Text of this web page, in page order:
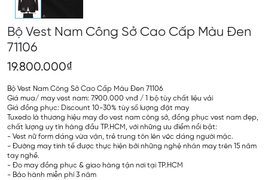
Bộ Vest Nam Công Sở Cao Cấp Màu Đen
71106
19.800.000₫
Bộ Vest Nam Công Sở Cao Cấp Màu Đen 71106
Giá mua/ may vest nam: 7.900.000 vnđ / 1 bộ tùy chất liệu vải
Giá đồng phục: Discount 10-30% tùy số lượng đặt may
Tuxedo là thương hiệu may đo vest nam công sở, đồng phục vest nam đẹp,
chất lượng uy tín hàng đầu TP.HCM, với những ưu điểm nổi bật:
- Vest nữ form dáng vừa vặn, trẻ trung tôn lên vóc dáng người mặc.
- Đường may tinh tế được thực hiện bởi những nghệ nhân may trên 15 năm
tay nghề.
- Đo may đồng phục & giao hàng tận nơi tại TP.HCM
- Bảo hành miễn phí 3 năm